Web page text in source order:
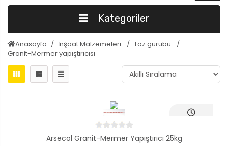
Kategoriler
Anasayfa İnşaat Malzemeleri
Toz gurubu
Granit-Mermer yapıştırıcısı
Arsecol Granit-Mermer Yapıştırıcı 25kg